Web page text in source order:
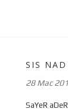
SIS NAD
28 Mac
SaYeR